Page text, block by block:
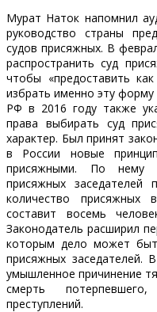
Мурат Наток напомнил
руководство страны
судов присяжных. В
распространить суд
чтобы «предоставить
избрать именно эту форму
РФ в 2016 году также
права выбирать суд
характер. Был принят
в России новые
присяжными. По нему
присяжных заседателей
количество присяжных
составит восемь
Законодатель расширил
которым дело может
присяжных заседателей.
умышленное причинение
смерть
преступлений.